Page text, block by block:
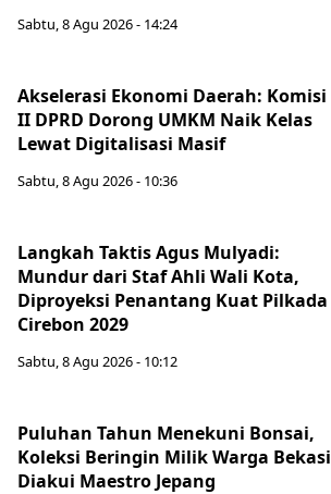
Sabtu, 8 Agu 2026 - 14:24
Akselerasi Ekonomi Daerah: Komisi
II DPRD Dorong UMKM Naik Kelas
Lewat Digitalisasi Masif
Sabtu, 8 Agu 2026 - 10:36
Langkah Taktis Agus Mulyadi:
Mundur dari Staf Ahli Wali Kota,
Diproyeksi Penantang Kuat Pilkada
Cirebon 2029
Sabtu, 8 Agu 2026 - 10:12
Puluhan Tahun Menekuni Bonsai,
Koleksi Beringin Milik Warga Bekasi
Diakui Maestro Jepang